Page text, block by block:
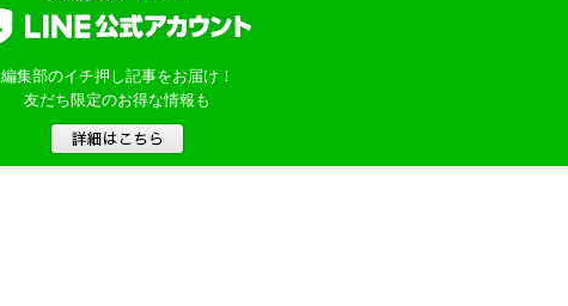
編集部のイチ押し記事をお届け！
友だち限定のお得な情報も